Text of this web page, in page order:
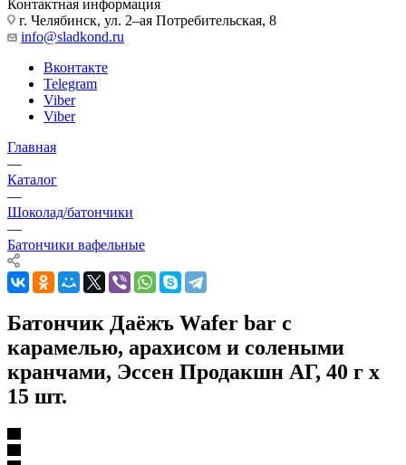
Контактная информация
г. Челябинск, ул. 2–ая Потребительская, 8
info@sladkond.ru
Вконтакте
Telegram
Viber
Viber
Главная
—
Каталог
—
Шоколад/батончики
—
Батончики вафельные
Батончик Даёжъ Wafer bar с
карамелью, арахисом и солеными
кранчами, Эссен Продакшн АГ, 40 г х
15 шт.